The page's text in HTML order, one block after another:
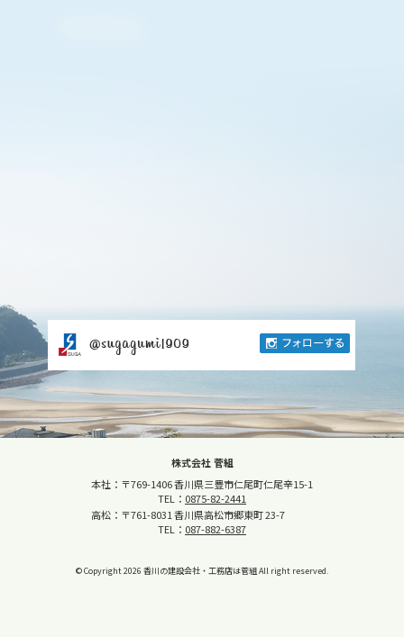
株式会社 菅組
本社：〒769-1406 香川県三豊市仁尾町仁尾辛15-1
TEL： 0875-82-2441
高松：〒761-8031 香川県高松市郷東町 23-7
TEL： 087-882-6387
© Copyright2026 香川の建設会社・工務店は菅組All right reserved.